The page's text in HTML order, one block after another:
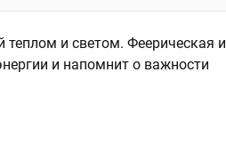
и светом. Феерическая и
и напомнит о важности